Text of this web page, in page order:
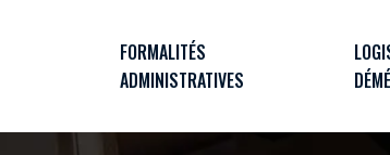
FORMALITÉS
ADMINISTRATIVES